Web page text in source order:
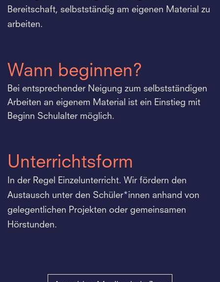
Bereitschaft, selbstständig am eigenen Material zu
arbeiten.
Wann beginnen?
Bei entsprechender Neigung zum selbstständigen
Arbeiten an eigenem Material ist ein Einstieg mit
Beginn Schulalter möglich.
Unterrichtsform
In der Regel Einzelunterricht. Wir fördern den
Austausch unter den Schüler*innen anhand von
gelegentlichen Projekten oder gemeinsamen
Hörstunden.